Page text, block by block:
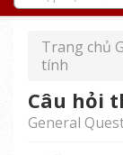
Trang chủ
tính
Câu hỏi
General